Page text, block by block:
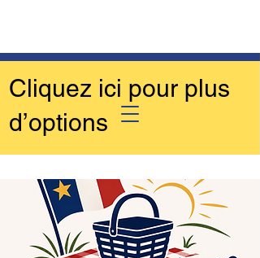
Cliquez ici pour plus
d’options